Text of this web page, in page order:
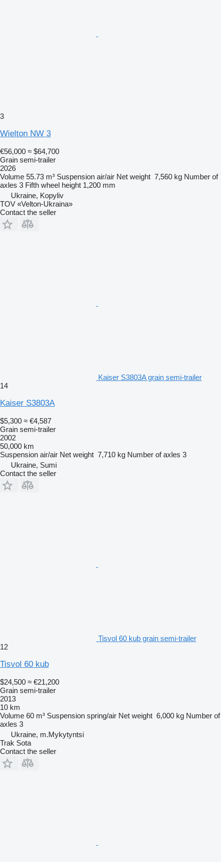
3
Wielton NW 3
€56,000 ≈ $64,700
Grain semi-trailer
2026
Volume 55.73 m³ Suspension air/air Net weight 7,560 kg Number of
axles 3 Fifth wheel height 1,200 mm
Ukraine, Kopyliv
TOV «Velton-Ukraina»
Contact the seller
Kaiser S3803A grain semi-trailer
14
Kaiser S3803A
$5,300 ≈ €4,587
Grain semi-trailer
2002
50,000 km
Suspension air/air Net weight 7,710 kg Number of axles 3
Ukraine, Sumi
Contact the seller
Tisvol 60 kub grain semi-trailer
12
Tisvol 60 kub
$24,500 ≈ €21,200
Grain semi-trailer
2013
10 km
Volume 60 m³ Suspension spring/air Net weight 6,000 kg Number of
axles 3
Ukraine, m.Mykytyntsi
Trak Sota
Contact the seller